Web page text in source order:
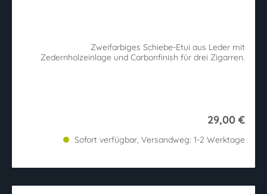
Zweifarbiges Schiebe-Etui aus Leder mit
Zedernholzeinlage und Carbonfinish für drei Zigarren.
29,00 €
Sofort verfügbar, Versandweg: 1-2 Werktage